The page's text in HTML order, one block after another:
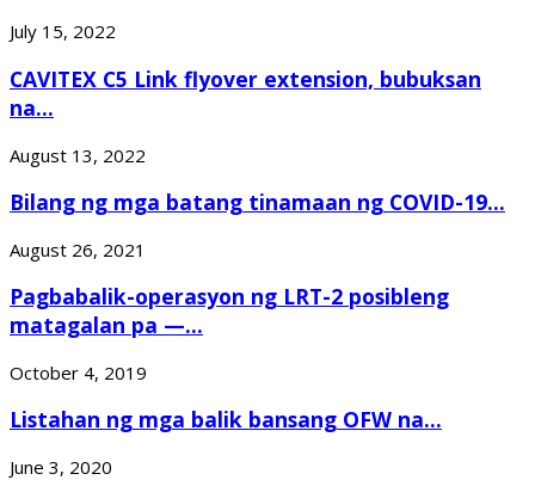
July 15, 2022
CAVITEX C5 Link flyover extension, bubuksan
na...
August 13, 2022
Bilang ng mga batang tinamaan ng COVID-19...
August 26, 2021
Pagbabalik-operasyon ng LRT-2 posibleng
matagalan pa —...
October 4, 2019
Listahan ng mga balik bansang OFW na...
June 3, 2020